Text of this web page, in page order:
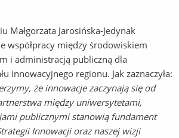
Małgorzata Jarosińska-Jedynak
współpracy między środowiskiem
i administracją publiczną dla
innowacyjnego regionu. Jak zaznaczyła:
że innowacje zaczynają się od
między uniwersytetami,
publicznymi stanowią fundament
Innowacji oraz naszej wizji